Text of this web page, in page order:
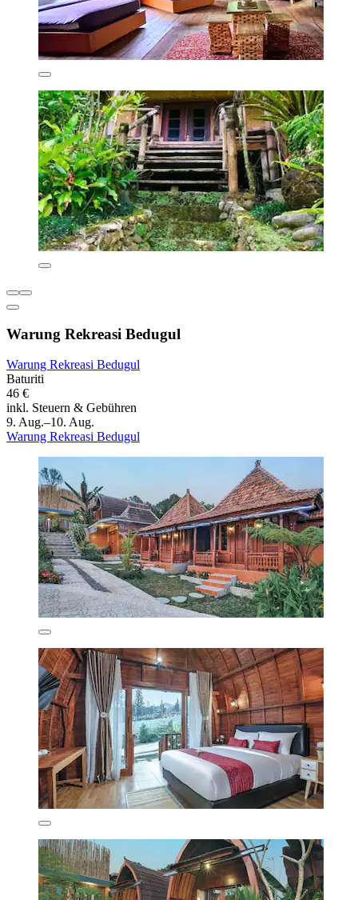
Warung Rekreasi Bedugul
Warung Rekreasi Bedugul
Baturiti
46 €
inkl. Steuern & Gebühren
9. Aug.–10. Aug.
Warung Rekreasi Bedugul